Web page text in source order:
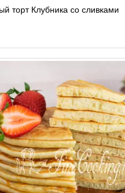
торт Клубника со сливками